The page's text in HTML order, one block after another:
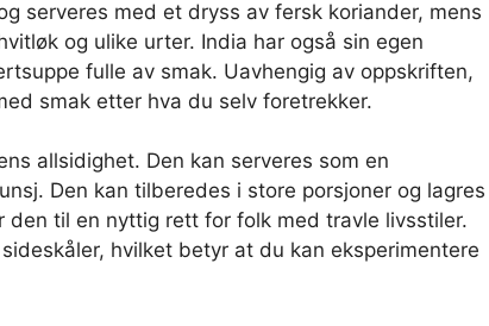
serveres med et dryss av fersk koriander, mens
og ulike urter. India har også sin egen
fulle av smak. Uavhengig av oppskriften,
smak etter hva du selv foretrekker.
allsidighet. Den kan serveres som en
Den kan tilberedes i store porsjoner og lagres
den til en nyttig rett for folk med travle livsstiler.
hvilket betyr at du kan eksperimentere